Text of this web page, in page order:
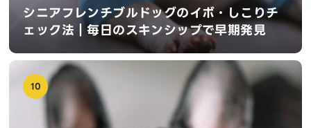
シニアフレンチブルドッグのイボ・しこりチ
ェック法｜毎日のスキンシップで早期発見
10